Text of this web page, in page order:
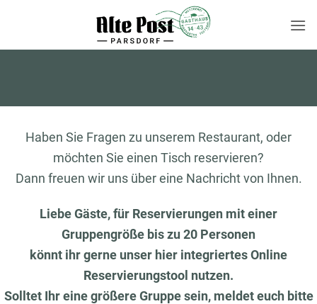
Haben Sie Fragen zu unserem Restaurant, oder
möchten Sie einen Tisch reservieren?
Dann freuen wir uns über eine Nachricht von Ihnen.
Liebe Gäste, für Reservierungen mit einer
Gruppengröße bis zu 20 Personen
könnt ihr gerne unser hier integriertes Online
Reservierungstool nutzen.
Solltet Ihr eine größere Gruppe sein, meldet euch bitte